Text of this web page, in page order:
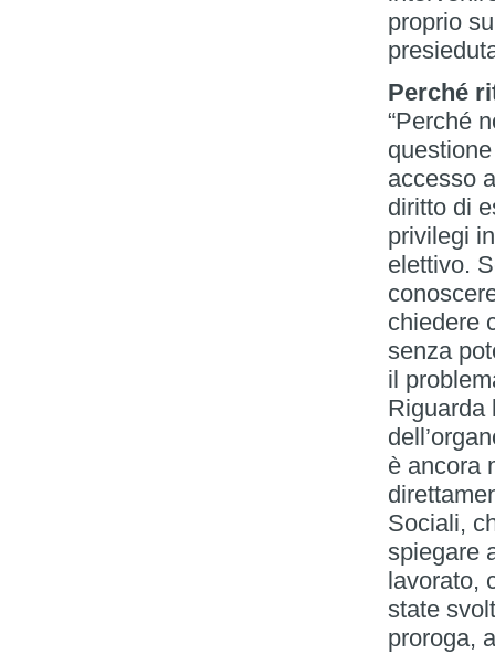
proprio
Perché
“Perché
accesso
diritto di
privilegi
elettivo.
chiedere
senza
il
Riguarda
è ancora
Sociali,
spiegare
lavorato,
state
proroga,